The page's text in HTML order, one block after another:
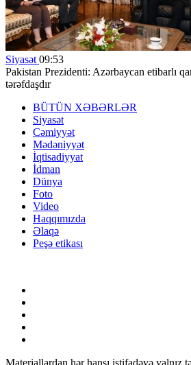
Siyasət 09:53
Pakistan Prezidenti: Azərbaycan etibarlı
tərəfdaşdır
BÜTÜN XƏBƏRLƏR
Siyasət
Cəmiyyət
Mədəniyyət
İqtisadiyyat
İdman
Dünya
Foto
Video
Haqqımızda
Əlaqə
Peşə etikası
Materiallardan hər hansı istifadəyə yalnız